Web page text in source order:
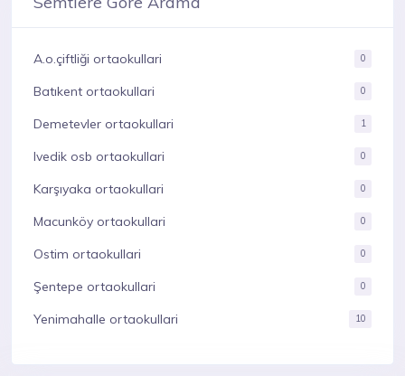
A.o.çiftliği ortaokullari 0
Batıkent ortaokullari 0
Demetevler ortaokullari 1
Ivedik osb ortaokullari 0
Karşıyaka ortaokullari 0
Macunköy ortaokullari 0
Ostim ortaokullari 0
Şentepe ortaokullari 0
Yenimahalle ortaokullari 10